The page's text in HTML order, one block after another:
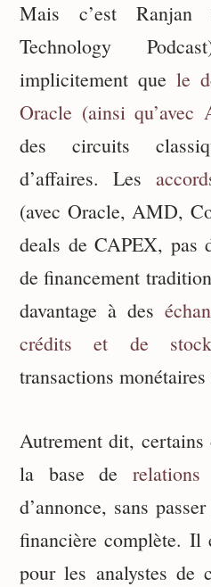
Mais c’est
Technology
implicitement que le
Oracle (ainsi qu’avec
des circuits
d’affaires. Les
(avec Oracle, AMD,
deals de CAPEX, pas
de financement
davantage à des
crédits et de stock-
transactions
Autrement dit, certains
la base de relations
d’annonce, sans
financière complète.
pour les analystes de